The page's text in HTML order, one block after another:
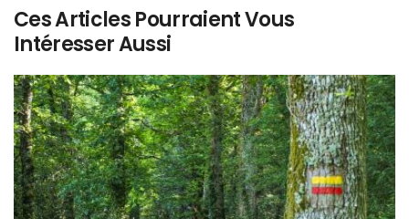
Ces Articles Pourraient Vous
Intéresser Aussi